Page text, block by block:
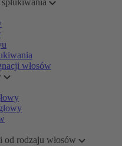
włosów
od rodzaju włosów